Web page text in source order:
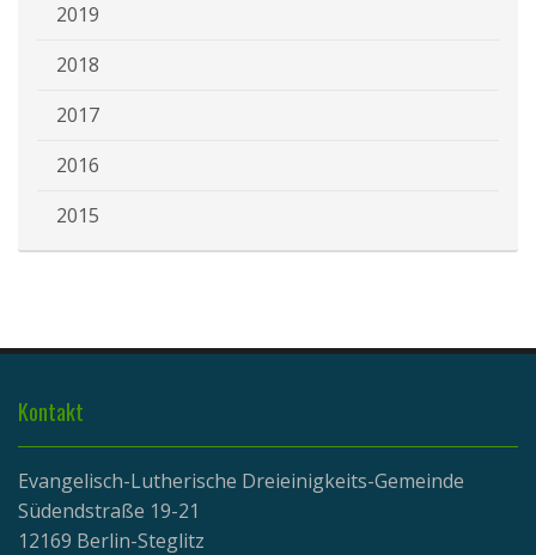
2019
2018
2017
2016
2015
Kontakt
Evangelisch-Lutherische Dreieinigkeits-Gemeinde
Südendstraße 19-21
12169 Berlin-Steglitz